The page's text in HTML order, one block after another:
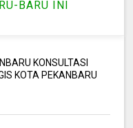
BARU INI
KONSULTASI
KOTA PEKANBARU